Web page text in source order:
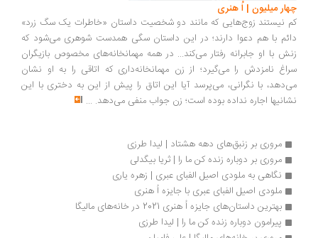
چهار میلیون | اُ هنری
کم نیستند زوج‌هایی که مانند دو شخصیت داستان «خاطرات یک سگ زرد»
دائم با هم دعوا دارند؛ در این داستان سگی همدست شوهری می‌شود که
زنش با او جابرانه رفتار می‌کند... در همه مهمانخانه‌های مخصوص بازیگران
سراغ نامزدش را می‌گیرد؛ از زن مهمانخانه‌داری که اتاقی را به او نشان
می‌دهد، با نگرانی، می‌پرسد آیا این اتاق را پیش از این به دختری با این
نشانیها اجاره نداده بوده است؛ زن جواب منفی می‌دهد. ...
مروری بر زنبق‌های دهه هشتاد | لیدا طرزی
مروری بر دوباره زنده کن ما را | ثریا بیگدلی
نگاهی به ملودی اصیل الفبای عبری | زهره یاری
ملودی اصیل الفبای عبری با جایزه اُ هنری
بهترین داستان‌های جایزه اُ هنری 2021 در خانه‌های مالیگا
پیرامون دوباره زنده کن ما را | لیدا طرزی